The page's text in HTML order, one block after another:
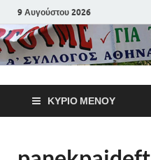
9 Αυγούστου 2026
ΚΎΡΙΟ ΜΕΝΟΎ